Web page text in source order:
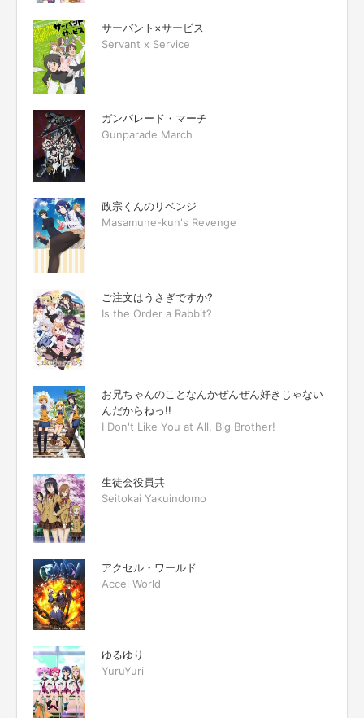
サーバント×サービス
Servant x Service
ガンパレード・マーチ
Gunparade March
政宗くんのリベンジ
Masamune-kun's Revenge
ご注文はうさぎですか?
Is the Order a Rabbit?
お兄ちゃんのことなんかぜんぜん好きじゃない
んだからねっ!!
I Don't Like You at All, Big Brother!
生徒会役員共
Seitokai Yakuindomo
アクセル・ワールド
Accel World
ゆるゆり
YuruYuri